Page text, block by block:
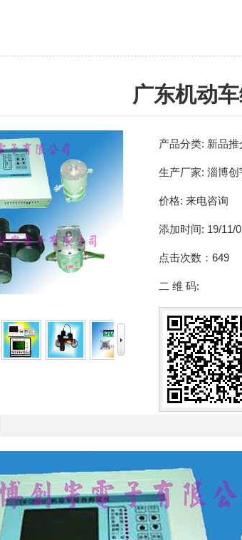
广东机动
产品分类: 新品推
生产厂家: 淄博创
价格: 来电咨询
添加时间: 19/11/
点击次数： 649
二 维 码: